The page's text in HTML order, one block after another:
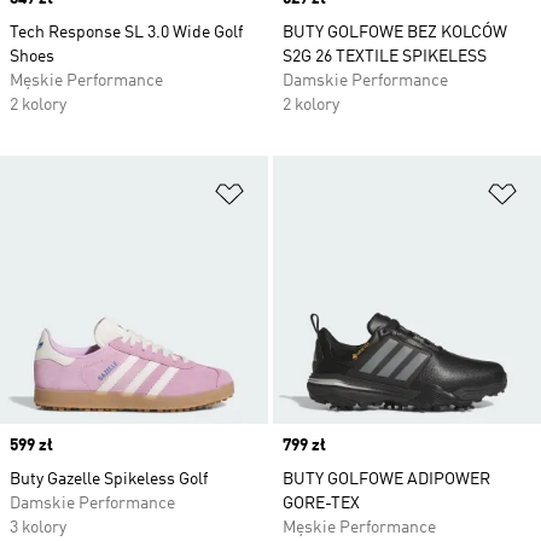
Tech Response SL 3.0 Wide Golf
Shoes
Męskie Performance
2 kolory
BUTY GOLFOWE BEZ KOLCÓW
S2G 26 TEXTILE SPIKELESS
Damskie Performance
2 kolory
Price
599 zł
Buty Gazelle Spikeless Golf
Damskie Performance
3 kolory
Price
799 zł
BUTY GOLFOWE ADIPOWER
GORE-TEX
Męskie Performance